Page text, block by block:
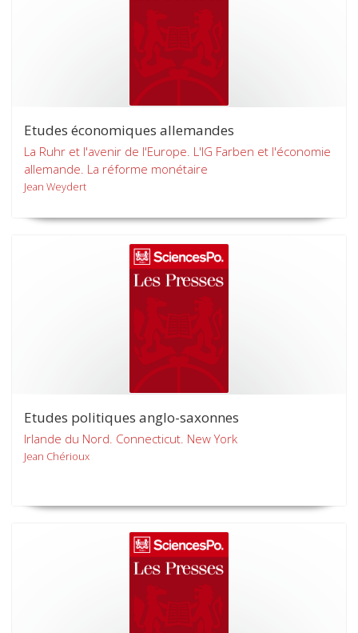
Etudes économiques allemandes
La Ruhr et l'avenir de l'Europe. L'IG Farben et l'économie
allemande. La réforme monétaire
Jean Weydert
Etudes politiques anglo-saxonnes
Irlande du Nord. Connecticut. New York
Jean Chérioux